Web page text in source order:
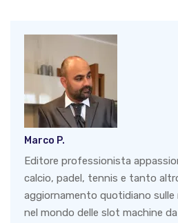
Marco P.
Editore professionista
calcio, padel, tennis e tanto
aggiornamento quotidiano sulle
nel mondo delle slot machine